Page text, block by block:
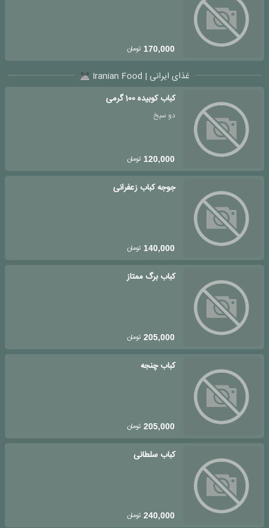
170,000 تومان
غذای ایرانی | Iranian Food
کباب کوبیده 100 گرمی
دو سیخ
120,000 تومان
جوجه کباب زعفرانی
140,000 تومان
کباب برگ ممتاز
205,000 تومان
کباب چنجه
205,000 تومان
کباب سلطانی
240,000 تومان